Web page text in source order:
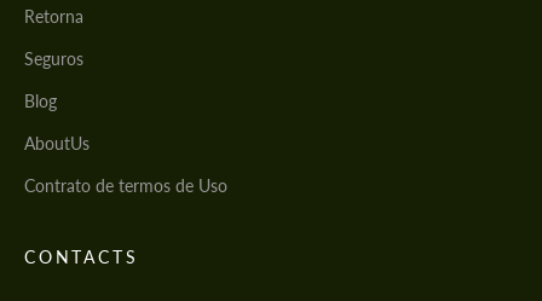
Retorna
Seguros
Blog
AboutUs
Contrato de termos de Uso
CONTACTS